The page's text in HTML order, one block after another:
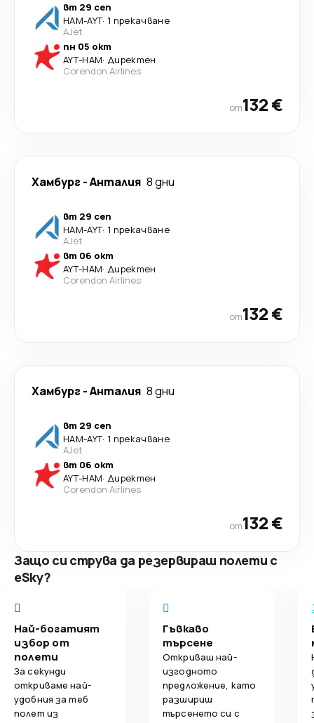
вт 29 сеп
HAM-AYT· 1 прекачване
AJet
пн 05 окт
AYT-HAM· Директен
Corendon Airlines
от132 €
Хамбург-Анталия 8 дни
вт 29 сеп
HAM-AYT· 1 прекачване
AJet
вт 06 окт
AYT-HAM· Директен
Corendon Airlines
от132 €
Хамбург-Анталия 8 дни
вт 29 сеп
HAM-AYT· 1 прекачване
AJet
вт 06 окт
AYT-HAM· Директен
Corendon Airlines
от132 €
Защо си струва да резервираш полети с
eSky?
Най-богатият
избор от
полети
За секунди
откриваме най-
удобния за теб
полет из
Гъвкаво
търсене
Откриваш най-
изгодното
предложение, като
разшириш
търсенето си с